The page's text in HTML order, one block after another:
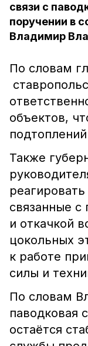
связи с
поручении в
Владимир
По словам
объектов,
Также
связанные с
и откачкой
цокольных
к работе
силы и
По словам
паводковая
остаётся